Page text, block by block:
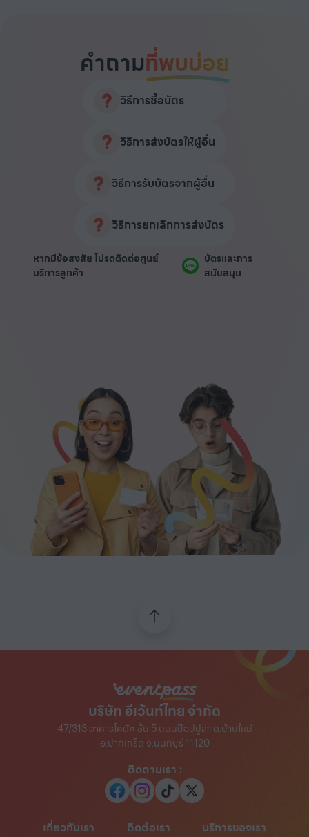
คำถามที่พบบ่อย
วิธีการซื้อบัตร
วิธีการส่งบัตรให้ผู้อื่น
วิธีการรับบัตรจากผู้อื่น
วิธีการยกเลิกการส่งบัตร
หากมีข้อสงสัย โปรดติดต่อศูนย์
บริการลูกค้า
บัตรและการ
สนับสนุน
บริษัท อีเว้นท์ไทย จำกัด
47/313 อาคารไคตัค ชั้น 5 ถนนป๊อปปูล่า ต.บ้านใหม่
อ.ปากเกร็ด จ.นนทบุรี 11120
ติดตามเรา :
เกี่ยวกับเรา ติดต่อเรา บริการของเรา